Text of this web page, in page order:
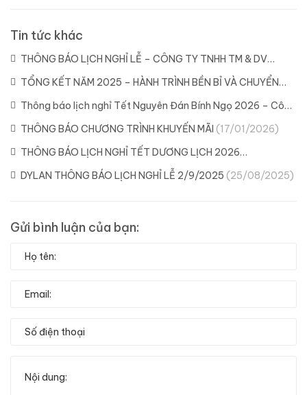
Tin tức khác
THÔNG BÁO LỊCH NGHỈ LỄ – CÔNG TY TNHH TM & DV
DYLAN (21/04/2026)
TỔNG KẾT NĂM 2025 – HÀNH TRÌNH BỀN BỈ VÀ CHUYỂN
MÌNH CÙNG DYLAN(11/02/2026)
Thông báo lịch nghỉ Tết Nguyên Đán Bính Ngọ 2026 – Công
ty Dylan(04/02/2026)
THÔNG BÁO CHƯƠNG TRÌNH KHUYẾN MÃI (17/01/2026)
THÔNG BÁO LỊCH NGHỈ TẾT DƯƠNG LỊCH 2026
(29/12/2025)
DYLAN THÔNG BÁO LỊCH NGHỈ LỄ 2/9/2025 (25/08/2025)
Gửi bình luận của bạn: